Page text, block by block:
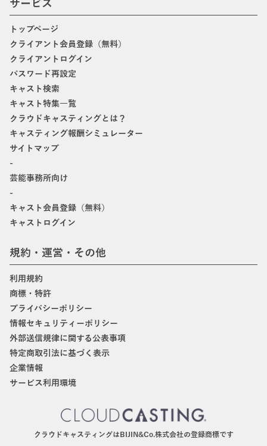
サービス
トップページ
クライアント会員登録（無料）
クライアントログイン
パスワード再設定
キャスト検索
キャスト特集一覧
クラウドキャスティングとは？
キャスティング報酬シミュレーター
サイトマップ
-
芸能事務所向け
-
キャスト会員登録（無料）
キャストログイン
規約・運営・その他
利用規約
商標・特許
プライバシーポリシー
情報セキュリティーポリシー
外部送信規律に関する公表事項
特定商取引法に基づく表示
企業情報
サービス利用環境
クラウドキャスティングはBIJIN&Co.株式会社の登録商標です